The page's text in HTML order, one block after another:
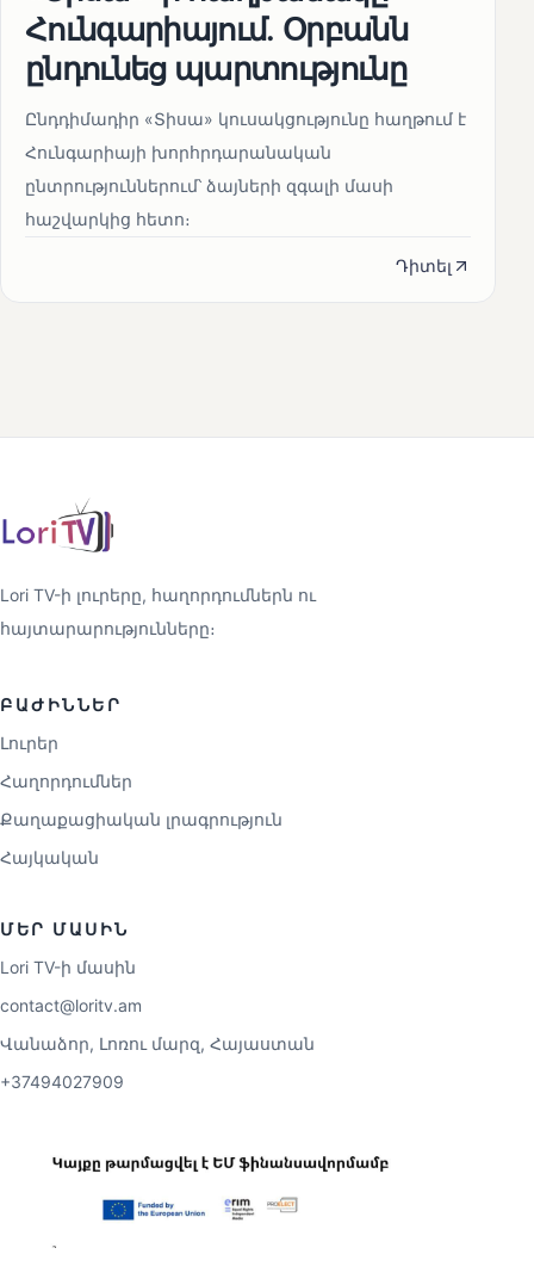
Հունգարիայում․ Օրբանն
ընդունեց պարտությունը
Ընդդիմադիր «Տիսա» կուսակցությունը հաղթում է
Հունգարիայի խորհրդարանական
ընտրություններում՝ ձայների զգալի մասի
հաշվարկից հետո։
Դիտել
Lori TV-ի լուրերը, հաղորդումներն ու
հայտարարությունները։
ԲԱԺԻՆՆԵՐ
Լուրեր
Հաղորդումներ
Քաղաքացիական լրագրություն
Հայկական
ՄԵՐ ՄԱՍԻՆ
Lori TV-ի մասին
contact@loritv.am
Վանաձոր, Լոռու մարզ, Հայաստան
+37494027909